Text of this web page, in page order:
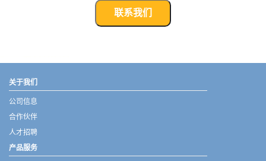
联系我们
关于我们
公司信息
合作伙伴
人才招聘
产品服务